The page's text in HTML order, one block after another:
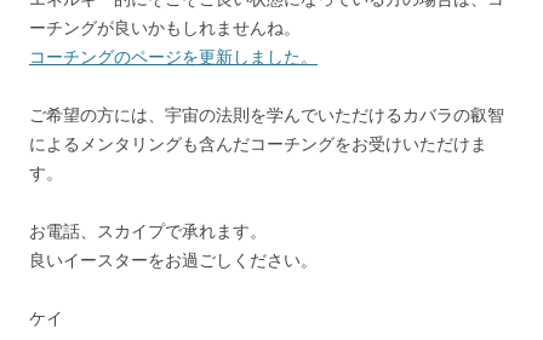
ーチングが良いかもしれませんね。
コーチングのページを更新しました。
ご希望の方には、宇宙の法則を学んでいただけるカバラの叡智
によるメンタリングも含んだコーチングをお受けいただけま
す。
お電話、スカイプで承れます。
良いイースターをお過ごしください。
ケイ